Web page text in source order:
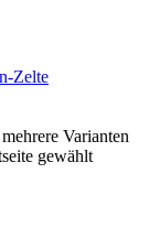
Zelte
Varianten
gewählt